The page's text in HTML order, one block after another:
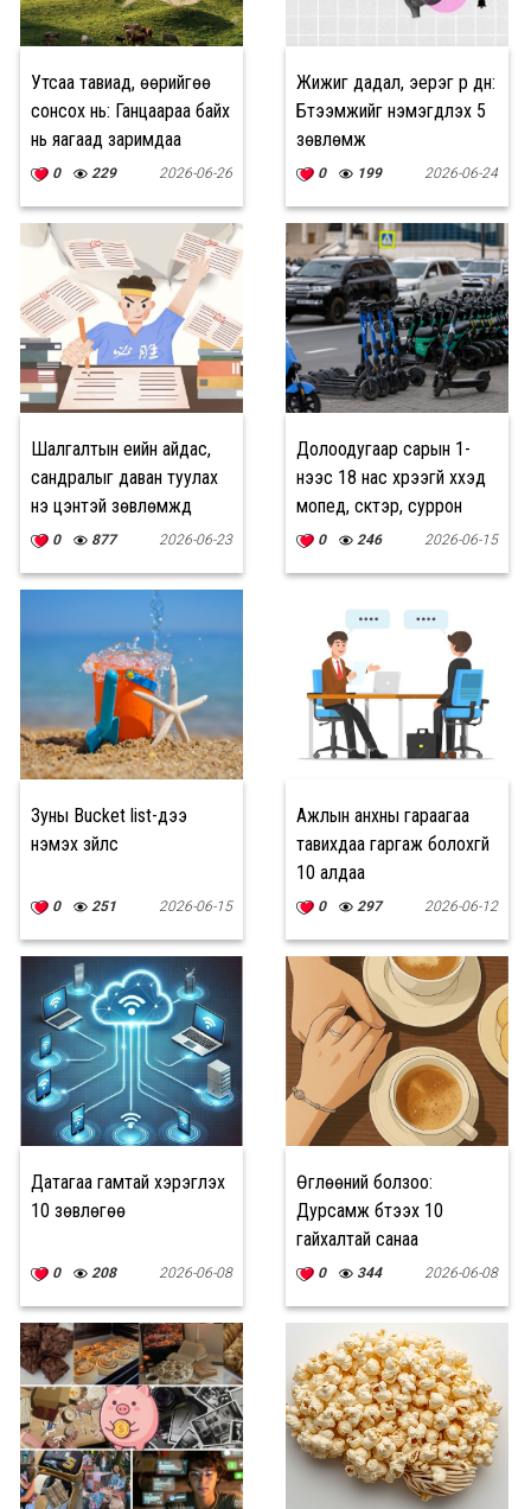
Утсаа тавиад, өөрийгөө
сонсох нь: Ганцаараа байх
нь яагаад заримдаа
хамгийн зөв сонголт
0 229 2026-06-26
Жижиг дадал, эерэг үр дүн:
Бүтээмжийг нэмэгдүүлэх 5
зөвлөмж
0 199 2026-06-24
Шалгалтын үеийн айдас,
сандралыг даван туулах
үнэ цэнтэй зөвлөмжүүд
0 877 2026-06-23
Долоодугаар сарын 1-
нээс 18 нас хүрээгүй хүүхэд
мопед, скүүтэр, суррон
унахгүй
0 246 2026-06-15
Зуны Bucket list-дээ
нэмэх зүйлс
0 251 2026-06-15
Ажлын анхны гараагаа
тавихдаа гаргаж болохгүй
10 алдаа
0 297 2026-06-12
Датагаа гамтай хэрэглэх
10 зөвлөгөө
0 208 2026-06-08
Өглөөний болзоо:
Дурсамж бүтээх 10
гайхалтай санаа
0 344 2026-06-08